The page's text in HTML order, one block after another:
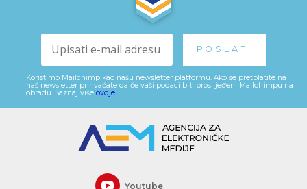
Koristimo Mailchimp kao našu newsletter platformu. Ako se pretplatite na
naš newsletter prihvaćate da će vaši podaci biti proslijeđeni Mailchimpu na
obradu. Saznaj više ovdje.
Youtube